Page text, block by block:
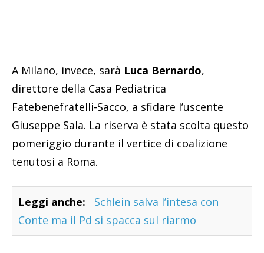
A Milano, invece, sarà Luca Bernardo,
direttore della Casa Pediatrica
Fatebenefratelli-Sacco, a sfidare l’uscente
Giuseppe Sala. La riserva è stata scolta questo
pomeriggio durante il vertice di coalizione
tenutosi a Roma.
Leggi anche:
Schlein salva l’intesa con
Conte ma il Pd si spacca sul riarmo